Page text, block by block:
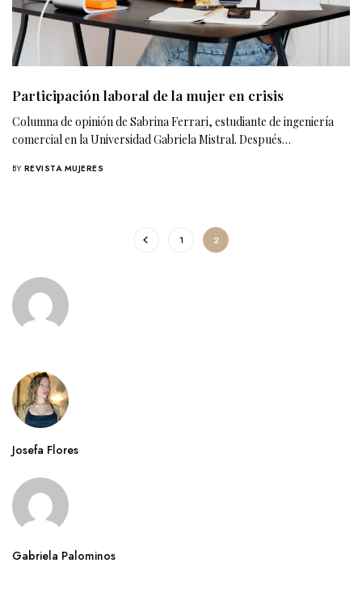
Participación laboral de la mujer en crisis
Columna de opinión de Sabrina Ferrari, estudiante de ingeniería
comercial en la Universidad Gabriela Mistral. Después…
BY REVISTA MUJERES
1 2
Josefa Flores
Gabriela Palominos